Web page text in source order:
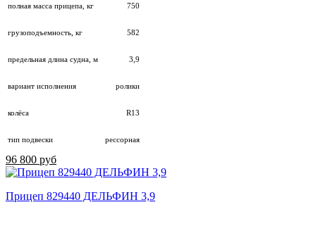
полная масса прицепа, кг 750
грузоподъемность, кг 582
предельная длина судна, м 3,9
вариант исполнения ролики
колёса R13
тип подвески рессорная
96 800 руб
Прицеп 829440 ДЕЛЬФИН 3,9